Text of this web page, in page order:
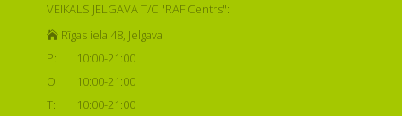
VEIKALS JELGAVĀ T/C "RAF Centrs":
Rīgas iela 48, Jelgava
P:
10:00-21:00
O:
10:00-21:00
T:
10:00-21:00